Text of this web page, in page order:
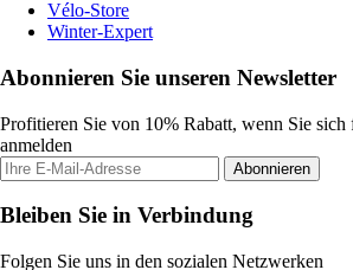
Vélo-Store
Winter-Expert
Abonnieren Sie unseren Newsletter
Profitieren Sie von 10% Rabatt, wenn Sie sich
anmelden
Abonnieren
Bleiben Sie in Verbindung
Folgen Sie uns in den sozialen Netzwerken